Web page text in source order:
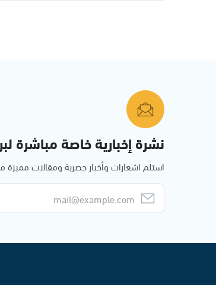
نشرة إخبارية خاصة مباشرة
استلم اشعارات وأخبار حصرية ومقالات